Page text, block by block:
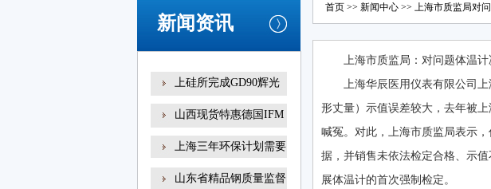
新闻资讯
上硅所完成GD90辉光
山西现货特惠德国IFM
上海三年环保计划需要
山东省精品钢质量监督
首页 >> 新闻中心 >> 上海市质监局对
上海市质监局：对问题体温
上海华辰医用仪表有限公司
形丈量）示值误差较大，去年被
喊冤。对此，上海市质监局表示
据，并销售未依法检定合格、示
展体温计的首次强制检定。